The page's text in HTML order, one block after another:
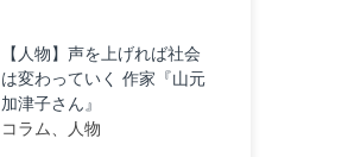
【人物】声を上げれば社会
は変わっていく 作家『山元
加津子さん』
コラム、人物